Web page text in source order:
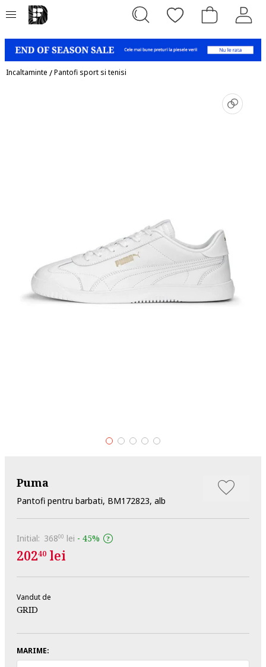
Incaltaminte /Pantofi sport si tenisi
Puma
Pantofi pentru barbati, BM172823, alb
Initial: 36800 lei - 45%
20240 lei
Vandut de
GRID
MARIME: